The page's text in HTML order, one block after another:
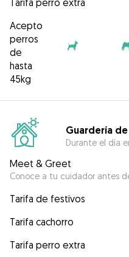
Tarifa perro extra
Acepto
perros
de
hasta
45kg
Guardería
Durante el día
Meet & Greet
Conoce a tu cuidador antes
Tarifa de festivos
Tarifa cachorro
Tarifa perro extra